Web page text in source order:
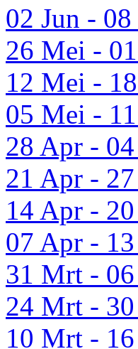
02 Jun -
26 Mei -
12 Mei -
05 Mei -
28 Apr -
21 Apr -
14 Apr -
07 Apr -
31 Mrt -
24 Mrt -
10 Mrt -